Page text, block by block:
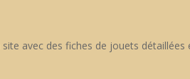
avec des fiches de jouets détaillées